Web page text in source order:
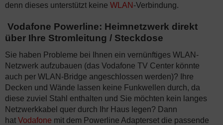
denn dieses unterstützt keine WLAN -Verbindung.
Vodafone Powerline: Heimnetzwerk direkt
über Ihre Stromleitung / Steckdose
Sie haben Probleme bei Ihnen ein vernünftiges WLAN-
Netzwerk aufzubauen (das Vodafone TV Center könnte
auch per WLAN-Bridge angeschlossen werden)? Ihre
Decken und Wände lassen keine Funkwellen durch, da
diese zuviel Stahl enthalten und Sie möchten kein langes
Netzwerkkabel quer durch Ihr Haus legen? Dann
hat Vodafone mit dem Powerline Adapterset die passende